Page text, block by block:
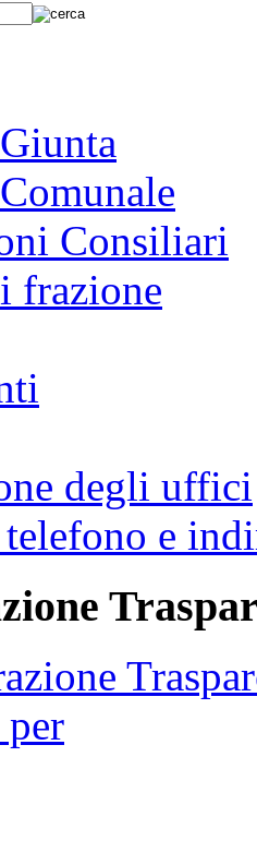
Consiliari
frazione
degli uffici
e